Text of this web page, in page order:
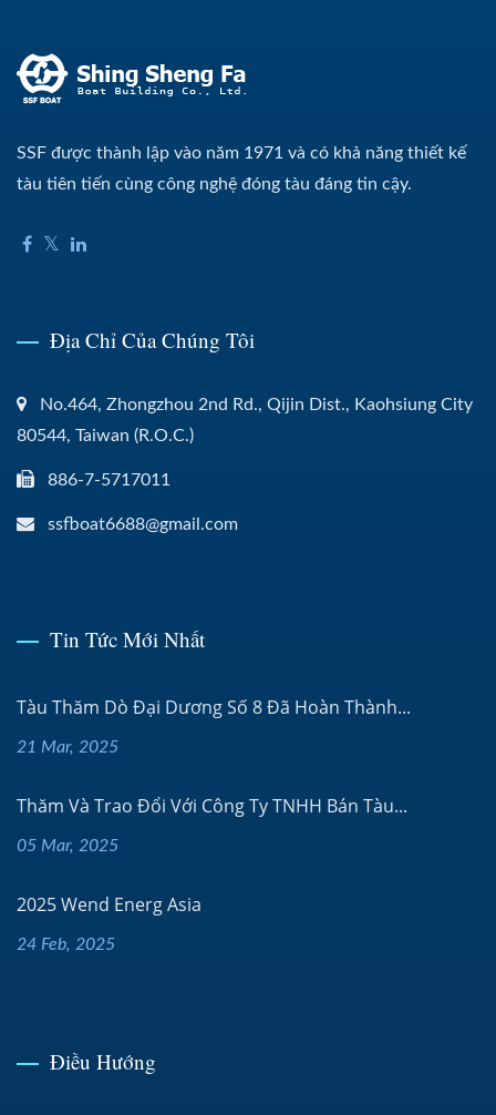
SSF được thành lập vào năm 1971 và có khả năng thiết kế
tàu tiên tiến cùng công nghệ đóng tàu đáng tin cậy.
Địa Chỉ Của Chúng Tôi
No.464, Zhongzhou 2nd Rd., Qijin Dist., Kaohsiung City
80544, Taiwan (R.O.C.)
886-7-5717011
ssfboat6688@gmail.com
Tin Tức Mới Nhất
Tàu Thăm Dò Đại Dương Số 8 Đã Hoàn Thành...
21 Mar, 2025
Thăm Và Trao Đổi Với Công Ty TNHH Bán Tàu...
05 Mar, 2025
2025 Wend Energ Asia
24 Feb, 2025
Điều Hướng